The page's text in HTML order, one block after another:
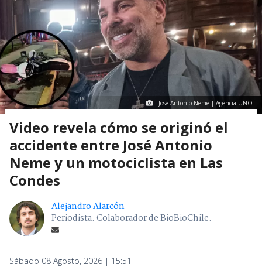
José Antonio Neme | Agencia UNO
Video revela cómo se originó el
accidente entre José Antonio
Neme y un motociclista en Las
Condes
Alejandro Alarcón
Periodista. Colaborador de BioBioChile.
Sábado 08 Agosto, 2026 | 15:51